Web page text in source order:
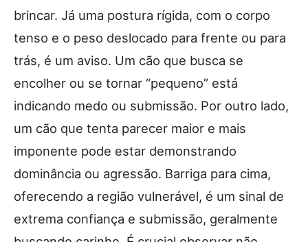
brincar. Já uma postura rígida, com o corpo
tenso e o peso deslocado para frente ou para
trás, é um aviso. Um cão que busca se
encolher ou se tornar “pequeno” está
indicando medo ou submissão. Por outro lado,
um cão que tenta parecer maior e mais
imponente pode estar demonstrando
dominância ou agressão. Barriga para cima,
oferecendo a região vulnerável, é um sinal de
extrema confiança e submissão, geralmente